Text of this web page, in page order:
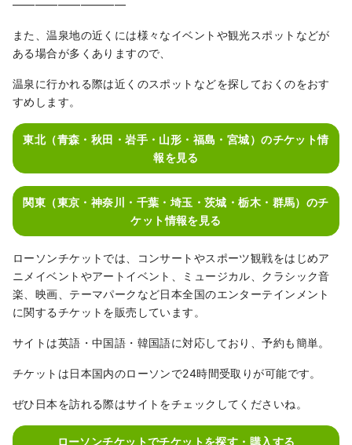
――――――――――
また、温泉地の近くには様々なイベントや観光スポットなどが
ある場合が多くありますので、
温泉に行かれる際は近くのスポットなどを探しておくのをおす
すめします。
東北（青森・秋田・岩手・山形・福島・宮城）のチケット情
報を見る
関東（東京・神奈川・千葉・埼玉・茨城・栃木・群馬）のチ
ケット情報を見る
ローソンチケットでは、コンサートやスポーツ観戦をはじめア
ニメイベントやアートイベント、ミュージカル、クラシック音
楽、映画、テーマパークなど日本全国のエンターテインメント
に関するチケットを販売しています。
サイトは英語・中国語・韓国語に対応しており、予約も簡単。
チケットは日本国内のローソンで24時間受取りが可能です。
ぜひ日本を訪れる際はサイトをチェックしてくださいね。
ローソンチケットでチケットを探す・購入する